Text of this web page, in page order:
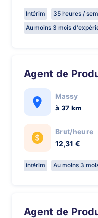
Intérim
35 heures /
Au moins 3 mois
Agent de
Massy
à 37 km
Brut/heure
12,31 €
Intérim Au moins 3
Agent de